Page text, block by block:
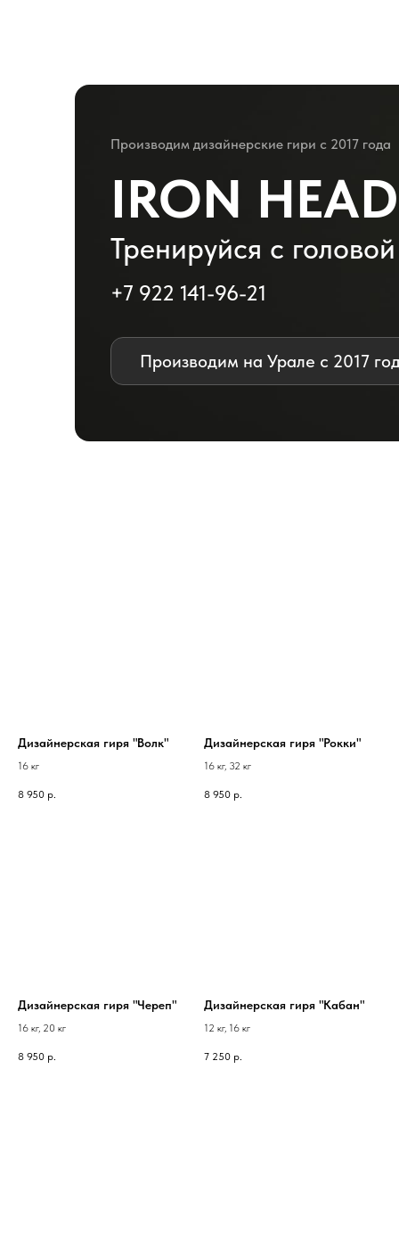
IRON HEAD
Тренируйся с головой
+7 922 141-96-21
Производим дизайнерские гири с 2017 года
Производим на Урале с 2017
Дизайнерская гиря "Волк"
16 кг
8 950 р.
Дизайнерская гиря "Рокки"
16 кг, 32 кг
8 950 р.
Дизайнерская гиря "Череп"
16 кг, 20 кг
8 950 р.
Дизайнерская гиря "Кабан"
12 кг, 16 кг
7 250 р.